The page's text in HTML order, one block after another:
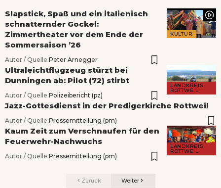
KULTUR
Slapstick, Spaß und ein italienisch
schnatternder Gockel:
Zimmertheater vor dem Ende der
Sommersaison ’26
Autor / Quelle:Peter Arnegger
LANDKREIS
ROTTWEIL
Ultraleichtflugzeug stürzt bei
Dunningen ab: Pilot (72) stirbt
Autor / Quelle:Polizeibericht (pz)
Jazz-Gottesdienst in der Predigerkirche Rottweil
Autor / Quelle:Pressemitteilung (pm)
LANDKREIS
ROTTWEIL
Kaum Zeit zum Verschnaufen für den
Feuerwehr-Nachwuchs
Autor / Quelle:Pressemitteilung (pm)
Zurück Weiter